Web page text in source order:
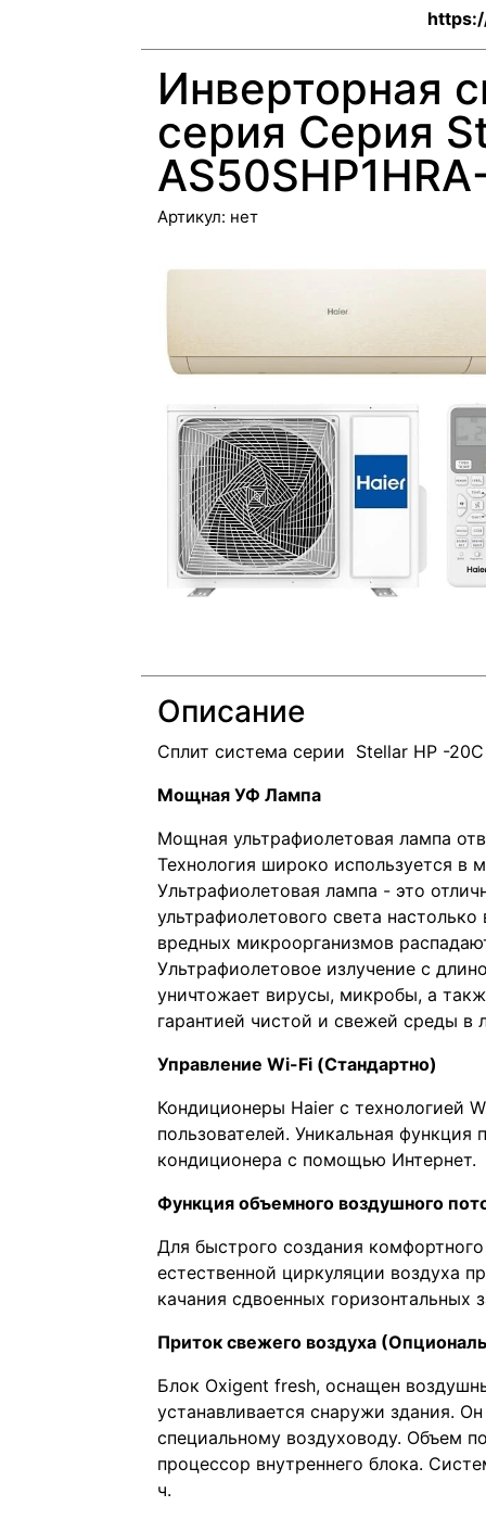
Инверторная
серия Серия
Артикул: нет
Описание
Сплит система серии Stellar HP -
Мощная УФ Лампа
Мощная ультрафиолетовая лампа
Технология широко используется в
Ультрафиолетовая лампа - это
ультрафиолетового света
вредных микроорганизмов
Ультрафиолетовое излучение с
уничтожает вирусы, микробы, а
гарантией чистой и свежей среды
Управление Wi-Fi (Стандартно)
Кондиционеры Haier с технологией
пользователей. Уникальная функция
кондиционера с помощью Интернет.
Функция объемного воздушного
Для быстрого создания
естественной циркуляции воздуха
качания сдвоенных
Приток свежего воздуха
Блок Oxigent fresh, оснащен
устанавливается снаружи здания.
специальному воздуховоду. Объем
процессор внутреннего блока.
ч.